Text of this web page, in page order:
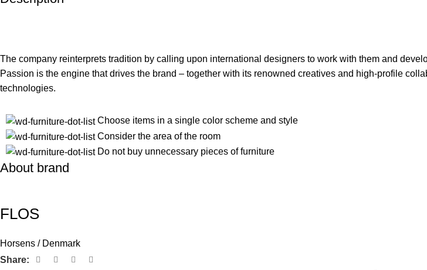
The company reinterprets tradition by calling upon international designers to work with them and
Passion is the engine that drives the brand – together with its renowned creatives and high-profile
technologies.
Choose items in a single color scheme and style
Consider the area of the room
Do not buy unnecessary pieces of furniture
About brand
FLOS
Horsens / Denmark
Share: